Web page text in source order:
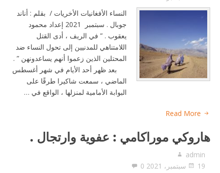
النساء الأفغانيات الأخريات / بقلم : أناند
جوبال . سبتمبر 2021 إعداد محمود
يعقوب . ” في الريف ، أدى القتل
اللامتناهي للمدنيين إلى تحول النساء ضد
المحتلين الذين زعموا أنهم يساعدونهن ” .
بعد ظهر أحد الأيام في شهر أغسطس
الماضي ، سمعت شاكيرا طرقًا على
البوابة الأمامية لمنزلها ، الواقع في …
Read More
هاروكي موراكامي : عفوية وارتجال .
admin
19 سبتمبر، 2021
0